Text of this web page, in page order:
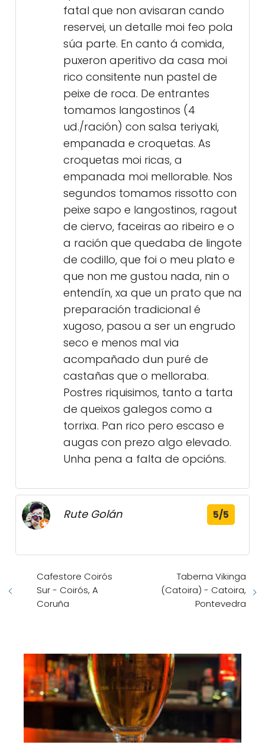
fatal que non avisaran cando
reservei, un detalle moi feo pola
súa parte. En canto á comida,
puxeron aperitivo da casa moi
rico consitente nun pastel de
peixe de roca. De entrantes
tomamos langostinos (4
ud./ración) con salsa teriyaki,
empanada e croquetas. As
croquetas moi ricas, a
empanada moi mellorable. Nos
segundos tomamos rissotto con
peixe sapo e langostinos, ragout
de ciervo, faceiras ao ribeiro e o
a ración que quedaba de lingote
de codillo, que foi o meu plato e
que non me gustou nada, nin o
entendín, xa que un prato que na
preparación tradicional é
xugoso, pasou a ser un engrudo
seco e menos mal via
acompañado dun puré de
castañas que o melloraba.
Postres riquisimos, tanto a tarta
de queixos galegos como a
torrixa. Pan rico pero escaso e
augas con prezo algo elevado.
Unha pena a falta de opcións.
Rute Golán 5/5
Cafestore Coirós
Sur - Coirós, A
Coruña
Taberna Vikinga
(Catoira) - Catoira,
Pontevedra